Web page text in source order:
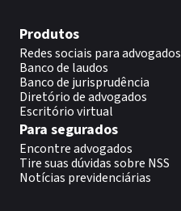
Produtos
Redes sociais para advogados
Banco de laudos
Banco de jurisprudência
Diretório de advogados
Escritório virtual
Para segurados
Encontre advogados
Tire suas dúvidas sobre NSS
Notícias previdenciárias